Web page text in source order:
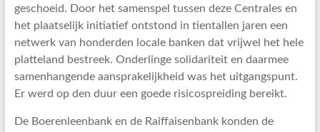
geschoeid. Door het samenspel tussen deze Centrales en
het plaatselijk initiatief ontstond in tientallen jaren een
netwerk van honderden locale banken dat vrijwel het hele
platteland bestreek. Onderlinge solidariteit en daarmee
samenhangende aansprakelijkheid was het uitgangspunt.
Er werd op den duur een goede risicospreiding bereikt.
De Boerenleenbank en de Raiffaisenbank konden de